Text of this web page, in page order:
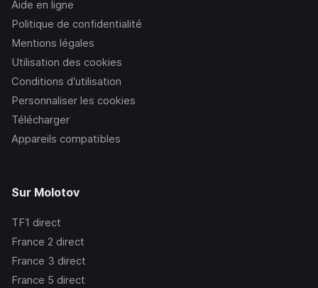
Aide en ligne
Politique de confidentialité
Mentions légales
Utilisation des cookies
Conditions d’utilisation
Personnaliser les cookies
Télécharger
Appareils compatibles
Sur Molotov
TF1 direct
France 2 direct
France 3 direct
France 5 direct